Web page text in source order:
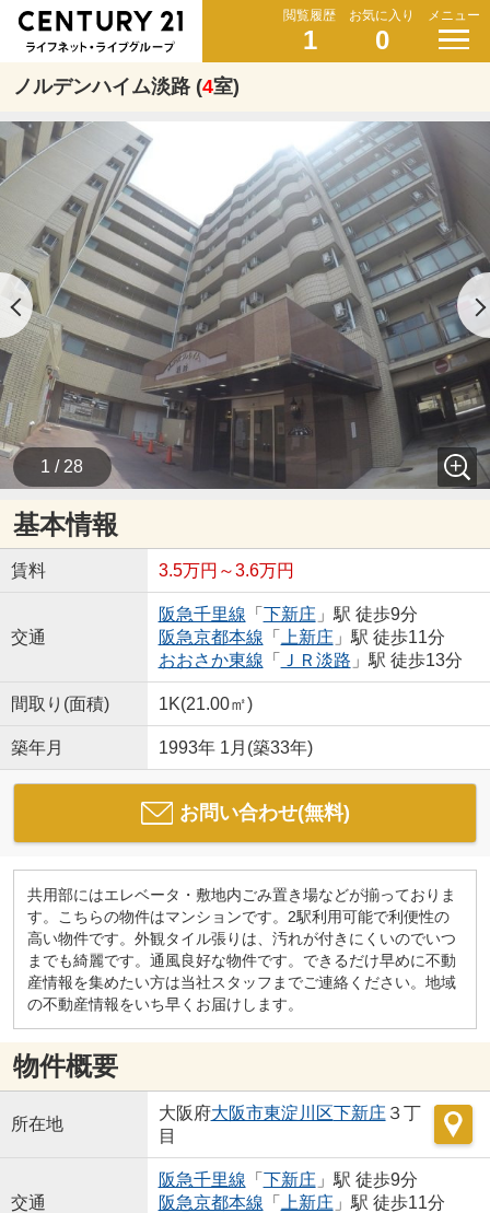
閲覧履歴
1
お気に入り
0
メニュー
ノルデンハイム淡路 (4室)
1 / 28
基本情報
賃料 3.5万円～3.6万円
交通
阪急千里線 「 下新庄 」駅 徒歩9分
阪急京都本線 「 上新庄 」駅 徒歩11分
おおさか東線 「 ＪＲ淡路 」駅 徒歩13分
間取り(面積) 1K(21.00㎡)
築年月 1993年 1月(築33年)
お問い合わせ(無料)
共用部にはエレベータ・敷地内ごみ置き場などが揃っておりま
す。こちらの物件はマンションです。2駅利用可能で利便性の
高い物件です。外観タイル張りは、汚れが付きにくいのでいつ
までも綺麗です。通風良好な物件です。できるだけ早めに不動
産情報を集めたい方は当社スタッフまでご連絡ください。地域
の不動産情報をいち早くお届けします。
物件概要
所在地
大阪府大阪市東淀川区下新庄 ３丁
目
交通
阪急千里線 「 下新庄 」駅 徒歩9分
阪急京都本線 「 上新庄 」駅 徒歩11分